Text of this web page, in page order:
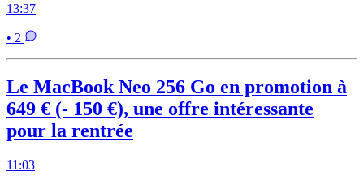
13:37
• 2
Le MacBook Neo 256 Go en promotion à
649 € (- 150 €), une offre intéressante
pour la rentrée
11:03